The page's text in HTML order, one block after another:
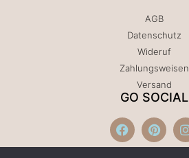
AGB
Datenschutz
Wideruf
Zahlungsweisen
Versand
GO SOCIAL